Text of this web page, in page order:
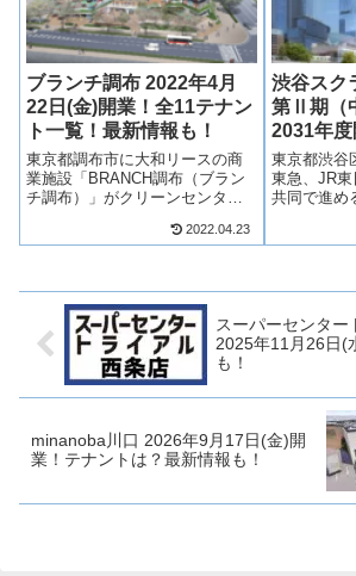
ブランチ調布 2022年4月
22日(金)開業！全11テナン
ト一覧！最新情報も！
東京都調布市に大和リースの商
業施設「BRANCH調布（ブラン
チ調布）」がクリーンセンター
します！物販や飲食店は11店
ンチ調布がどのような商業施設
2022.04.23
渋谷スク
第Ⅱ期（
2031年
業施設誕
最新情報
東京都渋谷
東急、JR
共同で進め
Ⅱ期（中央
ら中層階に
スーパーセンター
2025年11月26日(
も！
minanoba川口 2026年9月17日(金)開
業！テナントは？最新情報も！